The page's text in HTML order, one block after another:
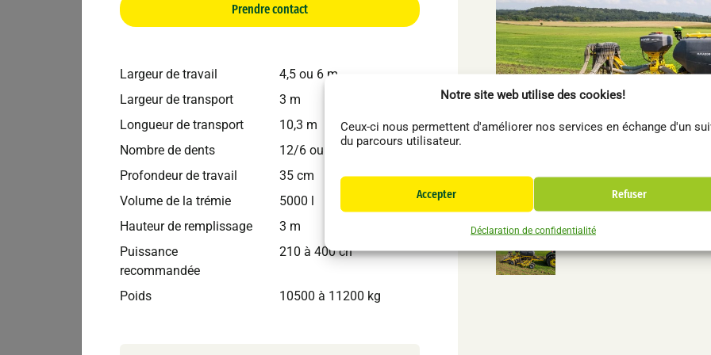
Notre site web utilise des cookies!
Ceux-ci nous permettent d'améliorer nos services en échange d'un
du parcours utilisateur.
Accepter Refuser
Déclaration de confidentialité
Bednar
Déchaumeur Cultivateur BEDNAR FENIX
Vendu
Déchaumeur Cultivateur BEDNAR FENIX
FN3000
Prendre contact
Largeur de travail
4,5 ou 6 m
Largeur de transport
3 m
Longueur de transport
10,3 m
Nombre de dents
12/6 ou 16/8 dents
Profondeur de travail
35 cm
Volume de la trémie
5000 l
Hauteur de remplissage
3 m
Puissance
recommandée
210 à 400 ch
Poids 10500 à 11200 kg